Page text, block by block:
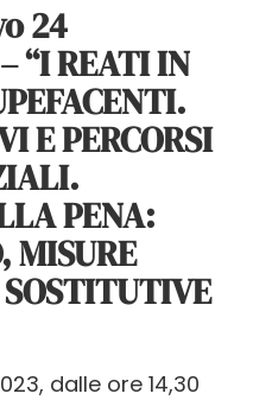
24
“I REATI IN
E PERCORSI
PENA:
MISURE
dalle ore 14,30